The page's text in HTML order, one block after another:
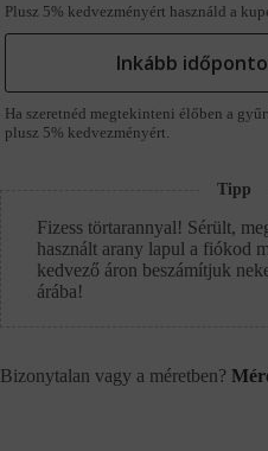
Plusz 5% kedvezményért használd a
Inkább
Ha szeretnéd megtekinteni élőben a
plusz 5% kedvezményért.
Tipp
Fizess törtarannyal! Sérült,
használt arany lapul a fiókod
kedvező áron beszámítjuk
árába!
Bizonytalan vagy a méretben?